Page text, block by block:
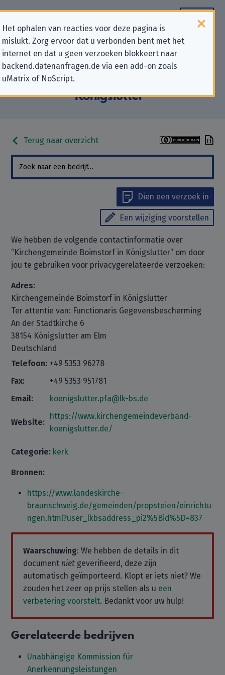
Het ophalen van reacties voor deze pagina is
mislukt. Zorg ervoor dat u verbonden bent met het
internet en dat u geen verzoeken blokkeert naar
backend.datenanfragen.de via een add-on zoals
uMatrix of NoScript.
Contactgegevens voor
privacygerelateerde verzoeken
aan “Kirchengemeinde Boimstorf in
Königslutter”
Terug naar overzicht
Dien een verzoek in
Een wijziging voorstellen
We hebben de volgende contactinformatie over
“Kirchengemeinde Boimstorf in Königslutter” om door
jou te gebruiken voor privacygerelateerde verzoeken:
Adres:
Kirchengemeinde Boimstorf in Königslutter
Ter attentie van: Functionaris Gegevensbescherming
An der Stadtkirche 6
38154 Königslutter am Elm
Deutschland
Telefoon: +49 5353 96278
Fax:
+49 5353 951781
Email:
koenigslutter.pfa@lk-bs.de
Website:
https://www.kirchengemeindeverband-
koenigslutter.de/
Categorie: kerk
Bronnen:
https://www.landeskirche-
braunschweig.de/gemeinden/propsteien/einrichtu
ngen.html?user_lkbsaddress_pi2%5Bid%5D=837
Waarschuwing: We hebben de details in dit
document niet geverifieerd, deze zijn
automatisch geïmporteerd. Klopt er iets niet? We
zouden het zeer op prijs stellen als u een
verbetering voorstelt. Bedankt voor uw hulp!
Gerelateerde bedrijven
Unabhängige Kommission für
Anerkennungsleistungen